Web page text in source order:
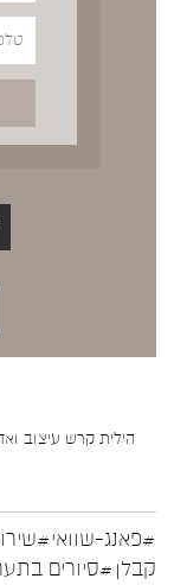
#פאנג-שוואי
קבלן #סיורים